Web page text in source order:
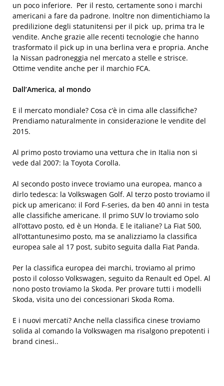
un poco inferiore. Per il resto, certamente sono i marchi
americani a fare da padrone. Inoltre non dimentichiamo la
predilizione degli statunitensi per il pick up, prima tra le
vendite. Anche grazie alle recenti tecnologie che hanno
trasformato il pick up in una berlina vera e propria. Anche
la Nissan padroneggia nel mercato a stelle e strisce.
Ottime vendite anche per il marchio FCA.
Dall’America, al mondo
E il mercato mondiale? Cosa c’è in cima alle classifiche?
Prendiamo naturalmente in considerazione le vendite del
2015.
Al primo posto troviamo una vettura che in Italia non si
vede dal 2007: la Toyota Corolla.
Al secondo posto invece troviamo una europea, manco a
dirlo tedesca: la Volkswagen Golf. Al terzo posto troviamo il
pick up americano: il Ford F-series, da ben 40 anni in testa
alle classifiche americane. Il primo SUV lo troviamo solo
all’ottavo posto, ed è un Honda. E le italiane? La Fiat 500,
all’ottantunesimo posto, ma se analizziamo la classifica
europea sale al 17 post, subito seguita dalla Fiat Panda.
Per la classifica europea dei marchi, troviamo al primo
posto il colosso Volkswagen, seguito da Renault ed Opel. Al
nono posto troviamo la Skoda. Per provare tutti i modelli
Skoda, visita uno dei concessionari Skoda Roma.
E i nuovi mercati? Anche nella classifica cinese troviamo
solida al comando la Volkswagen ma risalgono prepotenti i
brand cinesi..